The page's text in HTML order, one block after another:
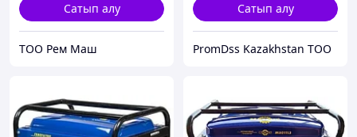
Сатып алу
ТОО Рем Маш
Сатып алу
PromDss Kazakhstan TOO